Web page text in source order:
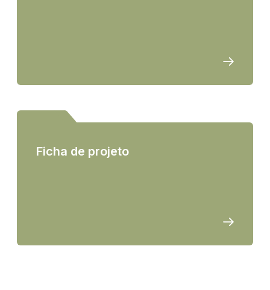
Ficha de projeto